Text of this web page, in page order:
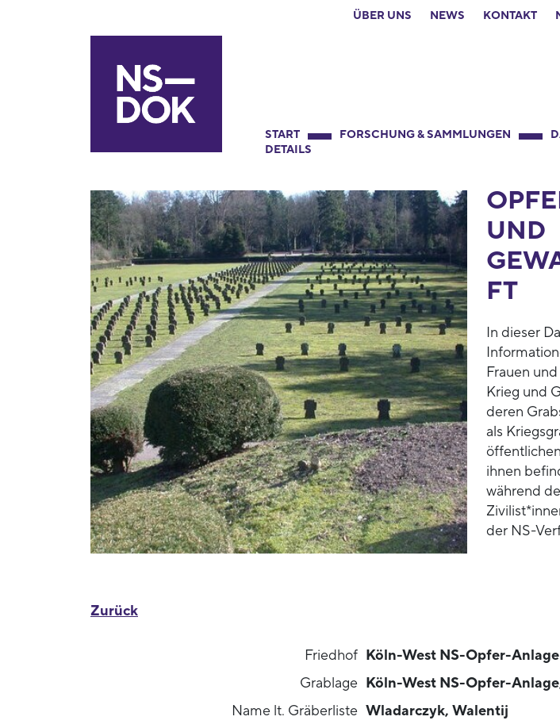
ÜBER UNS NEWS KONTAKT
START FORSCHUNG & SAMMLUNGEN
DETAILS
UND
FT
In dieser
Frauen
Krieg und
deren
als
ihnen
während
der NS-
Zurück
Friedhof Köln-West NS-Opfer-Anlage
Grablage Köln-West NS-Opfer-Anlage,
Name lt. Gräberliste Wladarczyk, Walentij